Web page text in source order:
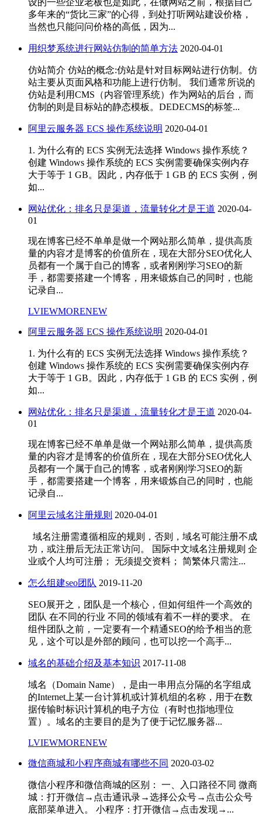
设的一些企业老板也是如此，在做网站之前，根据自己
多年来的“货比三家”的心得，到处打听网站建设价格，
当然也只能问问价格的高低，因为...
用织梦系统进行网站仿制的简单方法 2020-04-01
仿站简介 仿站的概念:仿站是针对目标网站进行仿制。仿
站主要从页面风格和功能上进行仿制。 我们通常所说的
仿站是利用CMS（内容管理系统）作为网站的后台，而
仿制的则是目标站的静态模板。DEDECMS的标签...
阿里云服务器 ECS 操作系统说明 2020-04-01
1. 为什么有的 ECS 实例无法选择 Windows 操作系统？
创建 Windows 操作系统的 ECS 实例需要确保实例内存
大于等于 1 GB。因此，内存低于 1 GB 的 ECS 实例，例
如...
网站优化：排名只是渠道，流量转化才是王道 2020-04-
01
现在博客已经不单单是做一个网站那么简单，提供高质
量的内容才是博客的价值所在，现在大部分SEO优化人
员都有一个属于自己的博客，或者刚刚学习SEO的新
手，都需要搭建一个博客，用来锻炼自己的同时，也能
记录自...
LVIEWMORENEW
阿里云服务器 ECS 操作系统说明 2020-04-01
1. 为什么有的 ECS 实例无法选择 Windows 操作系统？
创建 Windows 操作系统的 ECS 实例需要确保实例内存
大于等于 1 GB。因此，内存低于 1 GB 的 ECS 实例，例
如...
网站优化：排名只是渠道，流量转化才是王道 2020-04-
01
现在博客已经不单单是做一个网站那么简单，提供高质
量的内容才是博客的价值所在，现在大部分SEO优化人
员都有一个属于自己的博客，或者刚刚学习SEO的新
手，都需要搭建一个博客，用来锻炼自己的同时，也能
记录自...
阿里云域名注册规则 2020-04-01
域名注册需遵循相应的规则，否则，域名可能注册不成
功，或注册后无法正常访问。 国际中文域名注册规则 企
业或个人均可注册； 无须提交资料； 简繁体只需注...
怎么组建seo团队 2019-11-20
SEO展开之，团队是一个核心，但如何组件一个高效的
团队 在不同的行业 不同的领域有着不一样的要求。 在
组件团队之前，一定要有一个精通SEO的给予相当的意
见，这个可以是外部的顾问，也可以挖一个高手...
域名的基础介绍及基本知识 2017-11-08
域名（Domain Name），是由一串用点分隔的名字组成
的Internet上某一台计算机或计算机组的名称，用于在数
据传输时标识计算机的电子方位（有时也指地理位
置）。域名的主要目的是为了便于记忆服务器...
LVIEWMORENEW
微信商城和小程序商城有哪些不同 2020-03-02
微信小程序和微信商城的区别： 一、入口路径不同 微商
城：打开微信→点击通讯录→选择公众号→点击公众号
底部菜单进入。 小程序：打开微信→点击发现→...